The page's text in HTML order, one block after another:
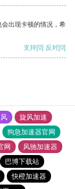
出现卡顿的情况，希
支持[0] 反对[0]
旋风加速
狗急加速器官网
网
风驰加速器
巴博下载站
快橙加速器